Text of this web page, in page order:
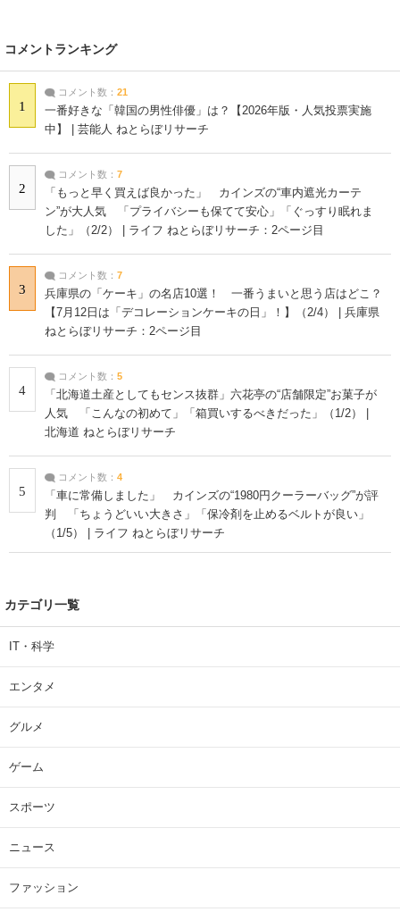
コメントランキング
1
コメント数： 21
一番好きな「韓国の男性俳優」は？【2026年版・人気投票実施
中】 | 芸能人 ねとらぼリサーチ
2
コメント数： 7
「もっと早く買えば良かった」 カインズの“車内遮光カーテ
ン”が大人気 「プライバシーも保てて安心」「ぐっすり眠れま
した」（2/2） | ライフ ねとらぼリサーチ：2ページ目
3
コメント数： 7
兵庫県の「ケーキ」の名店10選！ 一番うまいと思う店はどこ？
【7月12日は「デコレーションケーキの日」！】（2/4） | 兵庫県
ねとらぼリサーチ：2ページ目
4
コメント数： 5
「北海道土産としてもセンス抜群」六花亭の“店舗限定”お菓子が
人気 「こんなの初めて」「箱買いするべきだった」（1/2） |
北海道 ねとらぼリサーチ
5
コメント数： 4
「車に常備しました」 カインズの“1980円クーラーバッグ”が評
判 「ちょうどいい大きさ」「保冷剤を止めるベルトが良い」
（1/5） | ライフ ねとらぼリサーチ
カテゴリ一覧
IT・科学
エンタメ
グルメ
ゲーム
スポーツ
ニュース
ファッション